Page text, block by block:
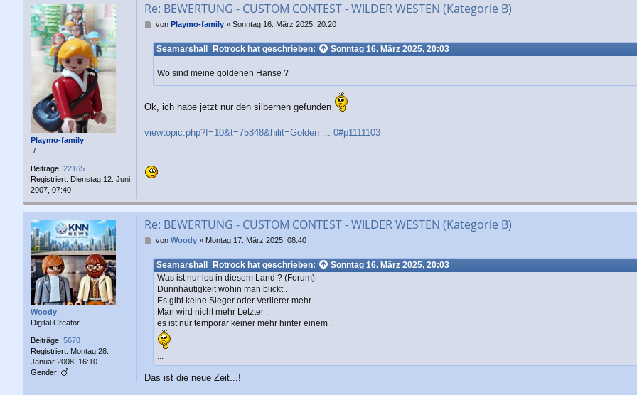
Playmo-family
-/-
Beiträge: 22165
Registriert: Dienstag 12. Juni
2007, 07:40
Re: BEWERTUNG - CUSTOM CONTEST - WILDER WESTEN (Kategorie B)
B
i
t
g
von Playmo-family» Sonntag 16. März 2025, 20:20
Seamarshall_Rotrockhat geschrieben: Sonntag 16. März 2025, 20:03
Wo sind meine goldenen Hänse ?
Ok, ich habe jetzt nur den silbernen gefunden
viewtopic.php?f=10&t=75848&hilit=Golden ... 0#p1111103
Woody
Digital Creator
Beiträge: 5678
Registriert: Montag 28.
Januar 2008, 16:10
Gender:
Re: BEWERTUNG - CUSTOM CONTEST - WILDER WESTEN (Kategorie B)
B
i
t
von Woody» Montag 17. März 2025, 08:40
Seamarshall_Rotrockhat geschrieben:
Sonntag 16. März 2025, 20:03
Was ist nur los in diesem Land ? (Forum)
Dünnhäutigkeit wohin man blickt .
Es gibt keine Sieger oder Verlierer mehr .
Man wird nicht mehr Letzter ,
es ist nur temporär keiner mehr hinter einem .
Das ist die neue Zeit...!